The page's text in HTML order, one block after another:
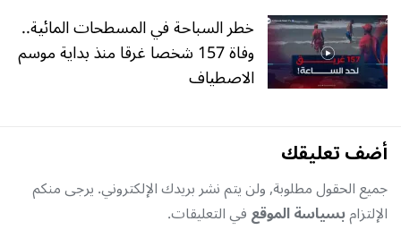
خطر السباحة في المسطحات المائية..
وفاة 157 شخصا غرقا منذ بداية موسم
الاصطياف
أضف تعليقك
جميع الحقول مطلوبة, ولن يتم نشر بريدك الإلكتروني. يرجى منكم
الإلتزامبسياسة الموقعفي التعليقات.